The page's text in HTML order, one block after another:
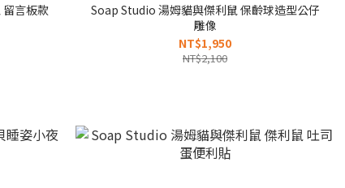
言板款
Soap Studio 湯姆貓與傑利鼠 保齡球造型公仔
雕像
NT$1,950
NT$2,100